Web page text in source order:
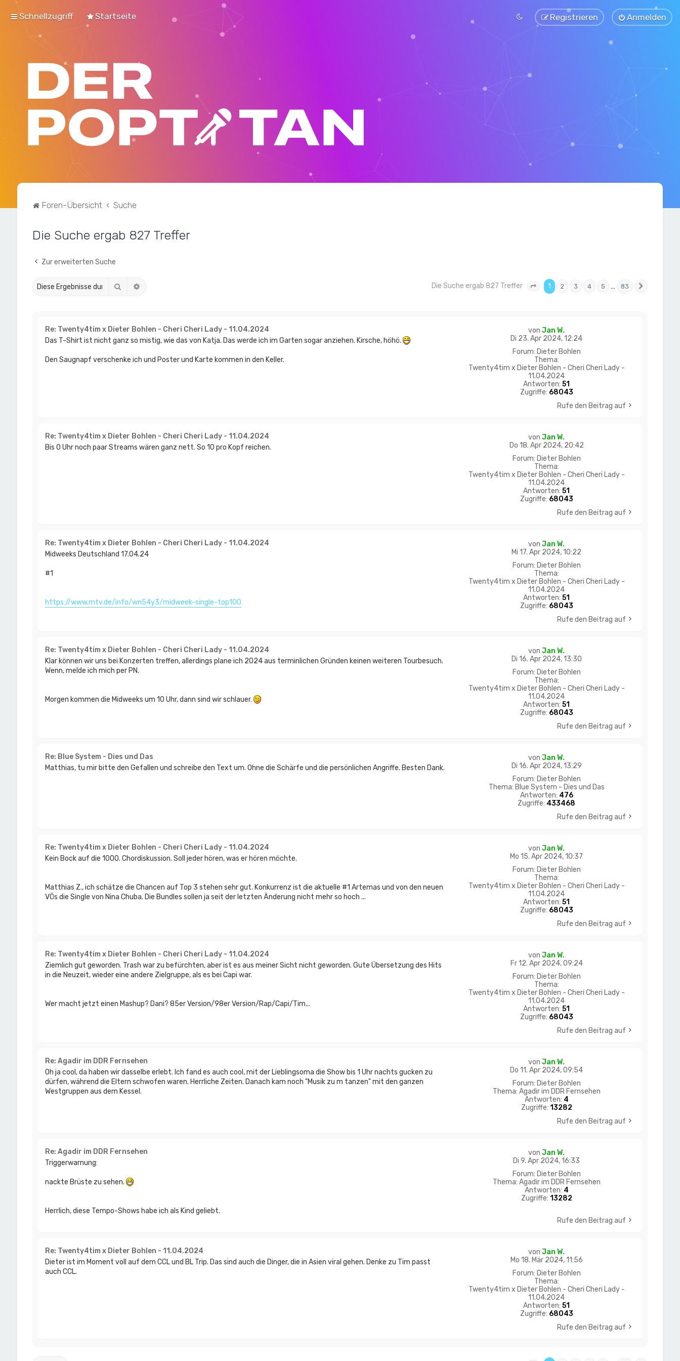
Schnellzugriff Startseite Anmelden
Registrieren
Foren-Übersicht Suche
Die Suche ergab 827 Treffer
Zur erweiterten Suche
Suche Die Suche ergab 827 Treffer Seite von83
1 2 3 4 5 … 83
vonJan W.
Di 23. Apr 2024, 12:24
Forum: Dieter Bohlen
Thema:
Twenty4tim x Dieter Bohlen - Cheri Cheri Lady -
11.04.2024
Antworten:51
Zugriffe: 68043
Re: Twenty4tim x Dieter Bohlen - Cheri Cheri Lady - 11.04.2024
Das T-Shirt ist nicht ganz so mistig, wie das von Katja. Das werde ich im Garten sogar anziehen. Kirsche, höhö.
Den Saugnapf verschenke ich und Poster und Karte kommen in den Keller.
Rufe den Beitrag auf
vonJan W.
Do 18. Apr 2024, 20:42
Forum: Dieter Bohlen
Thema:
Twenty4tim x Dieter Bohlen - Cheri Cheri Lady -
11.04.2024
Antworten:51
Zugriffe: 68043
Re: Twenty4tim x Dieter Bohlen - Cheri Cheri Lady - 11.04.2024
Bis 0 Uhr noch paar Streams wären ganz nett. So 10 pro Kopf reichen.
Rufe den Beitrag auf
vonJan W.
Mi 17. Apr 2024, 10:22
Forum: Dieter Bohlen
Thema:
Twenty4tim x Dieter Bohlen - Cheri Cheri Lady -
11.04.2024
Antworten:51
Zugriffe: 68043
Re: Twenty4tim x Dieter Bohlen - Cheri Cheri Lady - 11.04.2024
Midweeks Deutschland 17.04.24
#1
https://www.mtv.de/info/wn54y3/midweek-single-top100
Rufe den Beitrag auf
vonJan W.
Di 16. Apr 2024, 13:30
Forum: Dieter Bohlen
Thema:
Twenty4tim x Dieter Bohlen - Cheri Cheri Lady -
11.04.2024
Antworten:51
Zugriffe: 68043
Re: Twenty4tim x Dieter Bohlen - Cheri Cheri Lady - 11.04.2024
Klar können wir uns bei Konzerten treffen, allerdings plane ich 2024 aus terminlichen Gründen keinen weiteren Tourbesuch.
Wenn, melde ich mich per PN.
Morgen kommen die Midweeks um 10 Uhr, dann sind wir schlauer.
Rufe den Beitrag auf
vonJan W.
Di 16. Apr 2024, 13:29
Forum: Dieter Bohlen
Thema: Blue System - Dies und Das
Antworten: 476
Zugriffe: 433468
Re: Blue System - Dies und Das
Matthias, tu mir bitte den Gefallen und schreibe den Text um. Ohne die Schärfe und die persönlichen Angriffe. Besten Dank.
Rufe den Beitrag auf
vonJan W.
Mo 15. Apr 2024, 10:37
Forum: Dieter Bohlen
Thema:
Twenty4tim x Dieter Bohlen - Cheri Cheri Lady -
11.04.2024
Antworten:51
Zugriffe: 68043
Re: Twenty4tim x Dieter Bohlen - Cheri Cheri Lady - 11.04.2024
Kein Bock auf die 1000. Chordiskussion. Soll jeder hören, was er hören möchte.
Matthias Z., ich schätze die Chancen auf Top 3 stehen sehr gut. Konkurrenz ist die aktuelle #1 Artemas und von den neuen
VÖs die Single von Nina Chuba. Die Bundles sollen ja seit der letzten Änderung nicht mehr so hoch ...
Rufe den Beitrag auf
vonJan W.
Fr 12. Apr 2024, 09:24
Forum: Dieter Bohlen
Thema:
Twenty4tim x Dieter Bohlen - Cheri Cheri Lady -
11.04.2024
Antworten:51
Zugriffe: 68043
Re: Twenty4tim x Dieter Bohlen - Cheri Cheri Lady - 11.04.2024
Ziemlich gut geworden. Trash war zu befürchten, aber ist es aus meiner Sicht nicht geworden. Gute Übersetzung des Hits
in die Neuzeit, wieder eine andere Zielgruppe, als es bei Capi war.
Wer macht jetzt einen Mashup? Dani? 85er Version/98er Version/Rap/Capi/Tim...
Rufe den Beitrag auf
vonJan W.
Do 11. Apr 2024, 09:54
Forum: Dieter Bohlen
Thema: Agadir im DDR Fernsehen
Antworten: 4
Zugriffe: 13282
Re: Agadir im DDR Fernsehen
Oh ja cool, da haben wir dasselbe erlebt. Ich fand es auch cool, mit der Lieblingsoma die Show bis 1 Uhr nachts gucken zu
dürfen, während die Eltern schwofen waren. Herrliche Zeiten. Danach kam noch "Musik zu m tanzen" mit den ganzen
Westgruppen aus dem Kessel.
Rufe den Beitrag auf
vonJan W.
Di 9. Apr 2024, 16:33
Forum: Dieter Bohlen
Thema: Agadir im DDR Fernsehen
Antworten: 4
Zugriffe: 13282
Re: Agadir im DDR Fernsehen
Triggerwarnung:
nackte Brüste zu sehen.
Herrlich, diese Tempo-Shows habe ich als Kind geliebt.
Rufe den Beitrag auf
vonJan W.
Mo 18. Mär 2024, 11:56
Forum: Dieter Bohlen
Thema:
Twenty4tim x Dieter Bohlen - Cheri Cheri Lady -
11.04.2024
Antworten:51
Zugriffe: 68043
Re: Twenty4tim x Dieter Bohlen - 11.04.2024
Dieter ist im Moment voll auf dem CCL und BL Trip. Das sind auch die Dinger, die in Asien viral gehen. Denke zu Tim passt
auch CCL.
Rufe den Beitrag auf